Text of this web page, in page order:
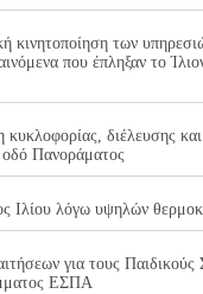
κινητοποίηση των
που έπληξαν το
κυκλοφορίας, διέλευσης
οδό Πανοράματος
Ιλίου λόγω υψηλών
για τους
ΕΣΠΑ